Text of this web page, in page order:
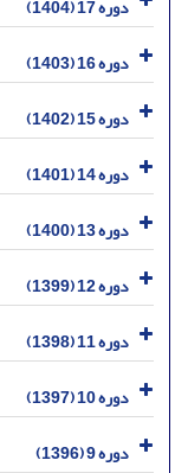
دوره 17 (1404)
دوره 16 (1403)
دوره 15 (1402)
دوره 14 (1401)
دوره 13 (1400)
دوره 12 (1399)
دوره 11 (1398)
دوره 10 (1397)
دوره 9 (1396)